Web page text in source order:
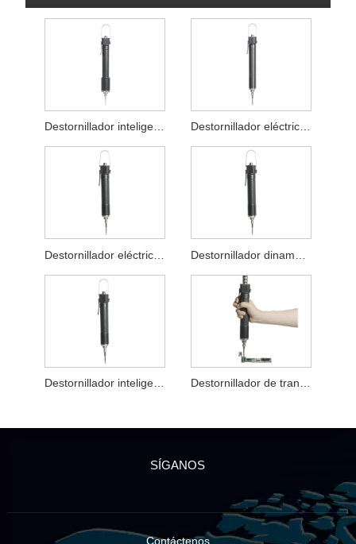
Destornillador inteligente de alto par Destornillador eléctrico inteligente de torsión en línea
Destornillador eléctrico con servomotor eficiente
Destornillador inteligente con control de par Destornillador de transductor de par de alta precisión de CC
SÍGANOS
Contáctenos